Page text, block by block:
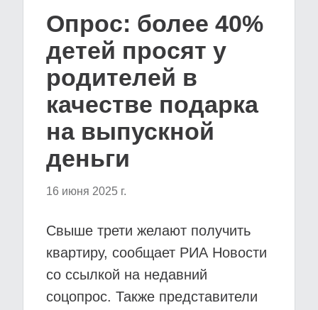
Опрос: более 40%
детей просят у
родителей в
качестве подарка
на выпускной
деньги
16 июня 2025 г.
Свыше трети желают получить
квартиру, сообщает РИА Новости
со ссылкой на недавний
соцопрос. Также представители